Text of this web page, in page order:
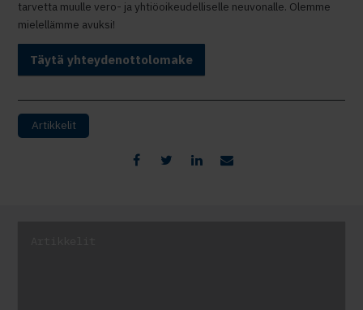
tarvetta muulle vero- ja yhtiöoikeudelliselle neuvonalle. Olemme
mielellämme avuksi!
Täytä yhteydenottolomake
Artikkelit